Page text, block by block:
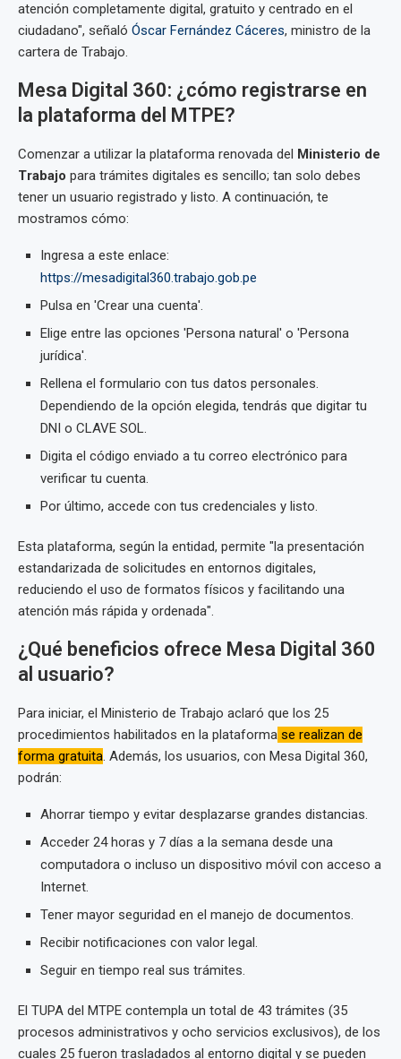
atención completamente digital, gratuito y centrado en el
ciudadano", señaló Óscar Fernández Cáceres, ministro de la
cartera de Trabajo.
Mesa Digital 360: ¿cómo registrarse en
la plataforma del MTPE?
Comenzar a utilizar la plataforma renovada del
Ministerio de
Trabajo para trámites digitales es sencillo; tan solo debes
tener un usuario registrado y listo. A continuación, te
mostramos cómo:
Ingresa a este enlace:
https://mesadigital360.trabajo.gob.pe
Pulsa en 'Crear una cuenta'.
Elige entre las opciones 'Persona natural' o 'Persona
jurídica'.
Rellena el formulario con tus datos personales.
Dependiendo de la opción elegida, tendrás que digitar tu
DNI o CLAVE SOL.
Digita el código enviado a tu correo electrónico para
verificar tu cuenta.
Por último, accede con tus credenciales y listo.
Esta plataforma, según la entidad, permite "la presentación
estandarizada de solicitudes en entornos digitales,
reduciendo el uso de formatos físicos y facilitando una
atención más rápida y ordenada".
¿Qué beneficios ofrece Mesa Digital 360
al usuario?
Para iniciar, el Ministerio de Trabajo aclaró que los 25
procedimientos habilitados en la plataforma se realizan de
forma gratuita. Además, los usuarios, con Mesa Digital 360,
podrán:
Ahorrar tiempo y evitar desplazarse grandes distancias.
Acceder 24 horas y 7 días a la semana desde una
computadora o incluso un dispositivo móvil con acceso a
Internet.
Tener mayor seguridad en el manejo de documentos.
Recibir notificaciones con valor legal.
Seguir en tiempo real sus trámites.
El TUPA del MTPE contempla un total de 43 trámites (35
procesos administrativos y ocho servicios exclusivos), de los
cuales 25 fueron trasladados al entorno digital y se pueden